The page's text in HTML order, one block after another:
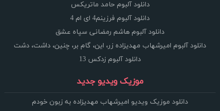
دانلود آلبوم حامد ماتریکس
دانلود آلبوم فرزینم4 ای ام 4
دانلود آلبوم هاشم رمضانی سپاه عشق
دانلود آلبوم امیرشهاب مهدیزاده زر، این، گام بر، چنین، داشت، دشت
دانلود آلبوم زدکس 13
موزیک ویدیو جدید
دانلود موزیک ویدیو امیرشهاب مهدیزاده به زبون خودم